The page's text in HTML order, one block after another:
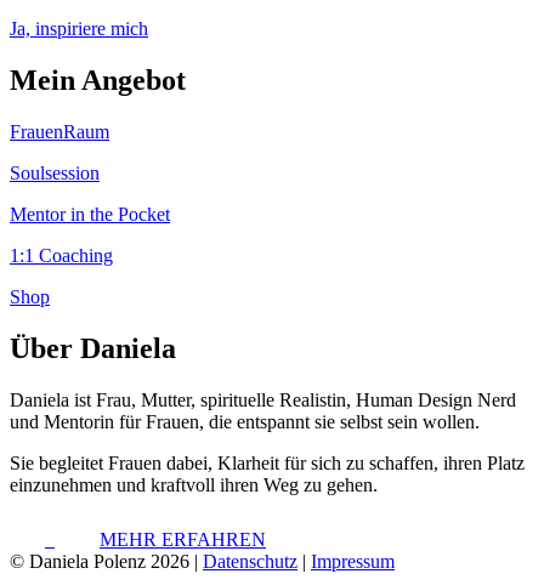
Ja, inspiriere mich
Mein Angebot
FrauenRaum
Soulsession
Mentor in the Pocket
1:1 Coaching
Shop
Über Daniela
Daniela ist Frau, Mutter, spirituelle Realistin, Human Design Nerd
und Mentorin für Frauen, die entspannt sie selbst sein wollen.
Sie begleitet Frauen dabei, Klarheit für sich zu schaffen, ihren Platz
einzunehmen und kraftvoll ihren Weg zu gehen.
MEHR ERFAHREN
© Daniela Polenz 2026 | Datenschutz | Impressum